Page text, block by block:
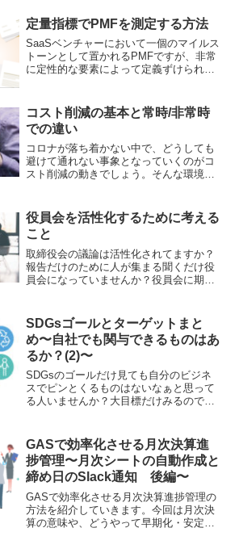
も含めて思うところをまとめました。
定量指標でPMFを測定する方法
SaaSベンチャーにおいて一個のマイルス
トーンとして置かれるPMFですが、非常
に定性的な要素によって定義ずけられて
るための軸として個人的に設定している
ものをお伝えしていきます。
コスト削減の基本と常時/非常時
での違い
コロナが落ち着かない中で、どうしても
避けて通れない事象となっていくのがコ
スト削減の動きでしょう。そんな環境下
してみました。
役員会を活性化するために考える
こと
取締役会の議論は活性化されてますか？
報告だけのために人が集まる聞くだけ役
員会になっていませんか？役員会に期待
ポレートガバナンスコードの力を借りて
まとめていきます。
SDGsゴールとターゲットまと
め〜自社でも関与できるものはあ
るか？(2)〜
SDGsのゴールだけ見ても自分のビジネ
スでピンとくるものはないなぁと思って
る人いませんか？大目標だけみるのでは
て、関与できる領域がないのか、ゴール
4~6を把握していきましょう
GASで効率化させる月次決算進
捗管理〜月次シートの自動作成と
締め日のSlack通知 後編〜
GASで効率化させる月次決算進捗管理の
方法を紹介していきます。今回は月次決
算の意味や、どうやって早期化・安定化